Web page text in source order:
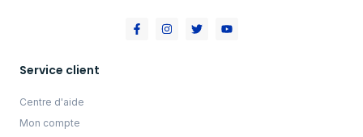
Service client
Centre d'aide
Mon compte